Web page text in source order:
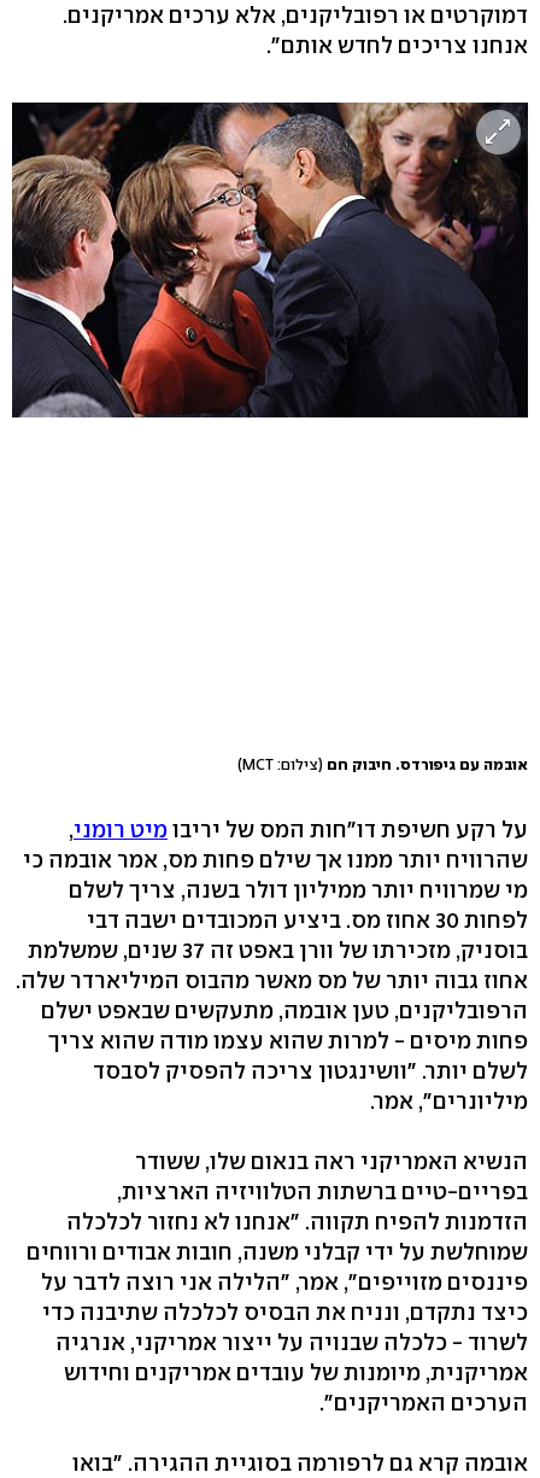
דמוקרטים או רפובליקנים, אלא ערכים אמריקנים.
אנחנו צריכים לחדש אותם".
אובמה עם גיפורדס. חיבוק חם (צילום: MCT)
על רקע חשיפת דו"חות המס של יריבומיט רומני,
שהרוויח יותר ממנו אך שילם פחות מס, אמר אובמה כי
מי שמרוויח יותר ממיליון דולר בשנה, צריך לשלם
לפחות 30 אחוז מס. ביציע המכובדים ישבה דבי
בוסניק, מזכירתו של וורן באפט זה 37 שנים, שמשלמת
אחוז גבוה יותר של מס מאשר מהבוס המיליארדר שלה.
הרפובליקנים, טען אובמה, מתעקשים שבאפט ישלם
פחות מיסים - למרות שהוא עצמו מודה שהוא צריך
לשלם יותר. "וושינגטון צריכה להפסיק לסבסד
מיליונרים", אמר.
הנשיא האמריקני ראה בנאום שלו, ששודר
בפריים-טיים ברשתות הטלוויזיה הארציות,
הזדמנות להפיח תקווה. "אנחנו לא נחזור לכלכלה
שמוחלשת על ידי קבלני משנה, חובות אבודים ורווחים
פיננסים מזוייפים", אמר, "הלילה אני רוצה לדבר על
כיצד נתקדם, ונניח את הבסיס לכלכלה שתיבנה כדי
לשרוד - כלכלה שבנויה על ייצור אמריקני, אנרגיה
אמריקנית, מיומנות של עובדים אמריקנים וחידוש
הערכים האמריקנים".
אובמה קרא גם לרפורמה בסוגיית ההגירה. "בואו